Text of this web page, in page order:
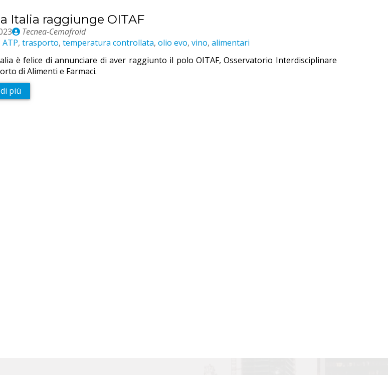
Italia raggiunge OITAF
Publié
par
Tecnea-Cemafroid
ATP, trasporto, temperatura controllata, olio evo, vino, alimentari
è felice di annunciare di aver raggiunto il polo OITAF, Osservatorio Interdisciplinare
di Alimenti e Farmaci.
più